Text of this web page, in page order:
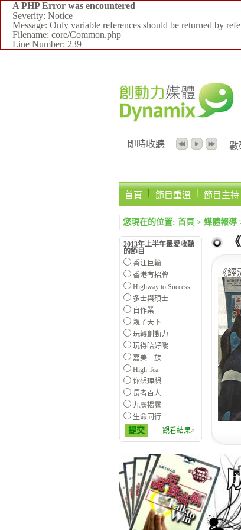
A PHP Error was encountered
Severity: Notice
Message: Only variable references should be returned by
Filename: core/Common.php
Line Number: 239
即時收聽 數
首頁
節目重溫 節目主持
您現在的位置: 首頁 > 媒體報導
2013年上半年最愛收聽
的節目
香江巨輪
香港有招牌
Highway to Success
多士與碩士
自作業
親子天下
玩轉創動力
玩得唔好嘥
嘉美一族
High Tea
你想理想
長者百人
九廣揭露
生命同行
提交 觀看結果>
《